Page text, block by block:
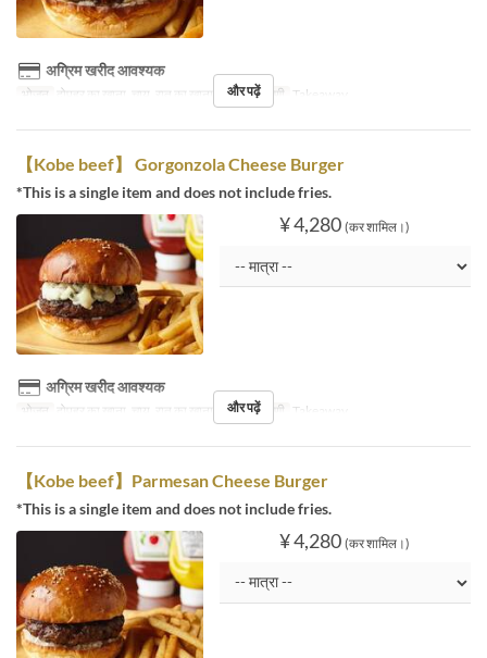
अग्रिम खरीद आवश्यक
भोजन दोपहर का खाना, चाय, रात का खाना सीट की श्रेणी Takeaway
और पढ़ें
【Kobe beef】 Gorgonzola Cheese Burger
*This is a single item and does not include fries.
¥ 4,280 (कर शामिल।)
अग्रिम खरीद आवश्यक
भोजन दोपहर का खाना, चाय, रात का खाना सीट की श्रेणी Takeaway
और पढ़ें
【Kobe beef】Parmesan Cheese Burger
*This is a single item and does not include fries.
¥ 4,280 (कर शामिल।)